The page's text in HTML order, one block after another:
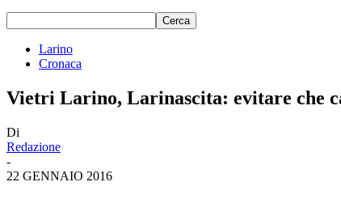
Larino
Cronaca
Vietri Larino, Larinascita: evitare che
Di
Redazione
-
22 GENNAIO 2016